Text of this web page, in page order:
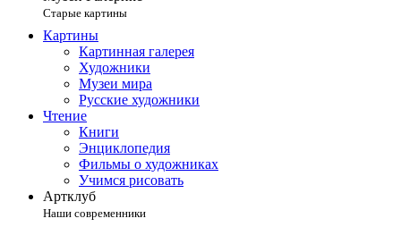
Старые картины
Картины
Картинная галерея
Художники
Музеи мира
Русские художники
Чтение
Книги
Энциклопедия
Фильмы о художниках
Учимся рисовать
Артклуб
Наши современники